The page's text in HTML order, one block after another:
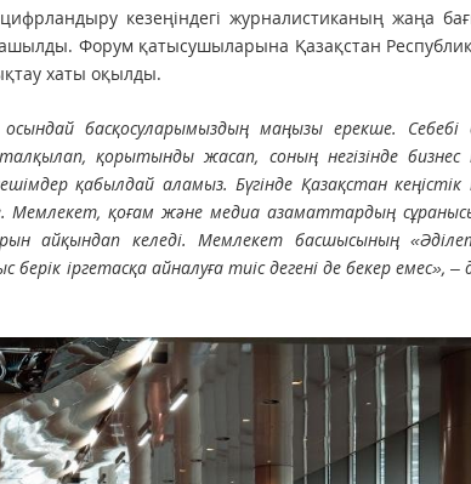
кезеңіндегі журналистиканың жаңа
Форум қатысушыларына Қазақстан
хаты оқылды.
басқосуларымыздың маңызы ерекше. Себебі
қорытынды жасап, соның негізінде бизнес
қабылдай аламыз. Бүгінде Қазақстан кеңістік
Мемлекет, қоғам және медиа азаматтардың
айқындап келеді. Мемлекет басшысының
іргетасқа айналуға тиіс дегені де бекер емес», –